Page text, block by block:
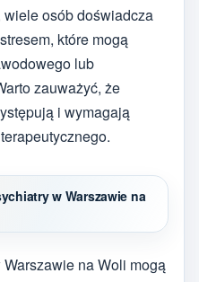
wiele osób doświadcza
które mogą
lub
zauważyć, że
i wymagają
w Warszawie na
na Woli mogą